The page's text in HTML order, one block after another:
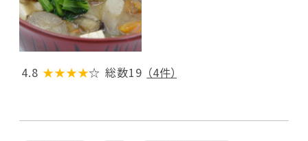
4.8 ★★★★☆ 総数19 （4件）